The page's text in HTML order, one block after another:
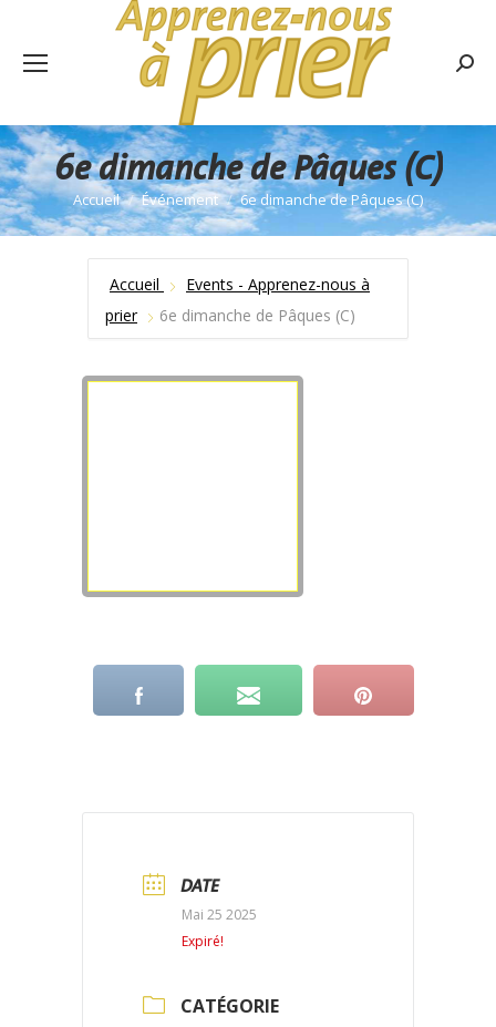
6e dimanche de Pâques (C)
Vous êtes ici :
Accueil Événement 6e dimanche de Pâques (C)
Accueil
Events - Apprenez-nous à
prier
6e dimanche de Pâques (C)
DATE
Mai 25 2025
Expiré!
CATÉGORIE